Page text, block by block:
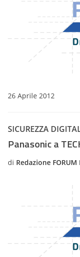
26 Aprile 2012
SICUREZZA
Panasonic a
di Redazione FORUM